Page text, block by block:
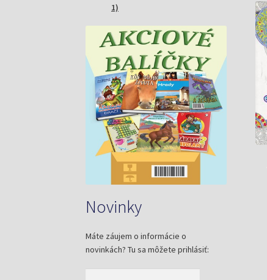
1)
Novinky
Máte záujem o informácie o
novinkách? Tu sa môžete prihlásiť: